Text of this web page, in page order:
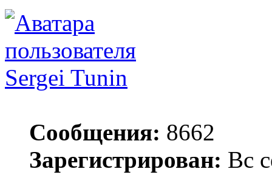
Sergei Tunin
Сообщения: 8662
Зарегистрирован: Вс